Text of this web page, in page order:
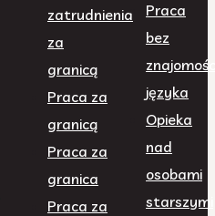
zatrudnienia
za
granicą
Praca za
granicą
Praca za
granica
Praca za
Praca
bez
języka
Opieka
nad
osobami
starszymi